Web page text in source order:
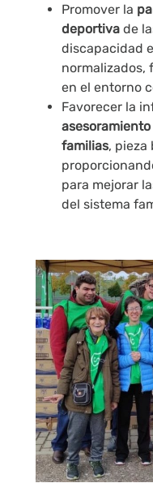
Promover la
deportiva de
discapacidad
normalizados,
en el entorno
Favorecer la
familias, pieza
para mejorar
del sistema